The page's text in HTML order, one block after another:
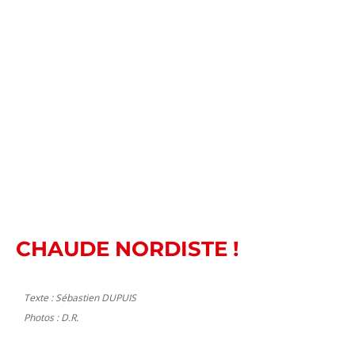
CHAUDE NORDISTE !
Texte : Sébastien DUPUIS
Photos : D.R.